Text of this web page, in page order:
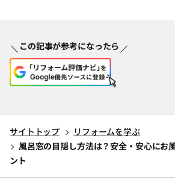
この記事が参考になったら
サイトトップ
リフォームを学ぶ
風呂窓の目隠し方法は？安全・安心にお
ント